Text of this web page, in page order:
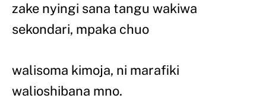
zake nyingi sana tangu wakiwa
sekondari, mpaka chuo
walisoma kimoja, ni marafiki
walioshibana mno.